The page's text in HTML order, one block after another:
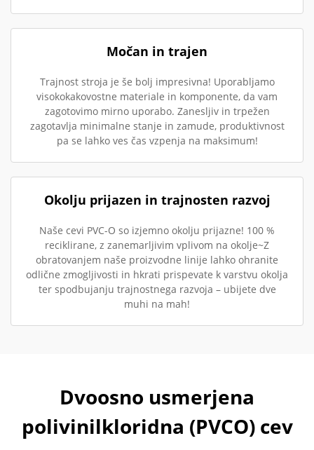
Močan in trajen
Trajnost stroja je še bolj impresivna! Uporabljamo
visokokakovostne materiale in komponente, da vam
zagotovimo mirno uporabo. Zanesljiv in trpežen
zagotavlja minimalne stanje in zamude, produktivnost
pa se lahko ves čas vzpenja na maksimum!
Okolju prijazen in trajnosten razvoj
Naše cevi PVC-O so izjemno okolju prijazne! 100 %
reciklirane, z zanemarljivim vplivom na okolje~Z
obratovanjem naše proizvodne linije lahko ohranite
odlične zmogljivosti in hkrati prispevate k varstvu okolja
ter spodbujanju trajnostnega razvoja – ubijete dve
muhi na mah!
Dvoosno usmerjena
polivinilkloridna (PVCO) cev